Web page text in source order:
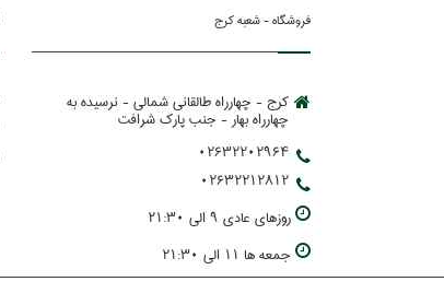
فروشگاه - شعبه کرج
کرج - چهارراه طالقانی شمالی - نرسیده به
چهارراه بهار - جنب پارك شرافت
02632202964
02632212812
روزهاي عادي 9 الي 21:30
جمعه ها 11 الي 21:30